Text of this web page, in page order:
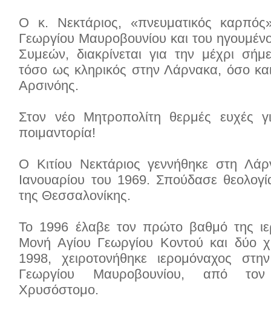
Ο κ. Νεκτάριος, «πνευματικός
Γεωργίου Μαυροβουνίου και του
Συμεών, διακρίνεται για την μέχρι
τόσο ως κληρικός στην Λάρνακα, όσο
Αρσινόης.
Στον νέο Μητροπολίτη θερμές ευχές
ποιμαντορία!
Ο Κιτίου Νεκτάριος γεννήθηκε στη
Ιανουαρίου του 1969. Σπούδασε
της Θεσσαλονίκης.
Το 1996 έλαβε τον πρώτο βαθμό της
Μονή Αγίου Γεωργίου Κοντού και δύο
1998, χειροτονήθηκε ιερομόναχος
Γεωργίου Μαυροβουνίου, από
Χρυσόστομο.